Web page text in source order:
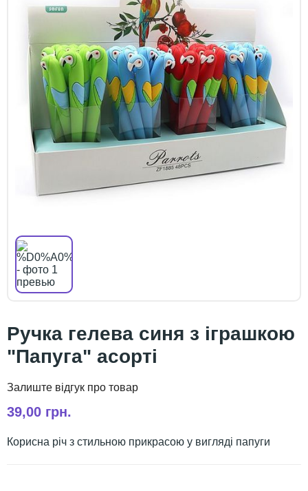
Ручка гелева синя з іграшкою
"Папуга" асорті
39,00 грн.
Корисна річ з стильною прикрасою у вигляді папуги